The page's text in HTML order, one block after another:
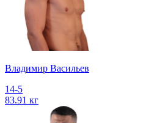
Владимир Васильев
14-5
83.91 кг